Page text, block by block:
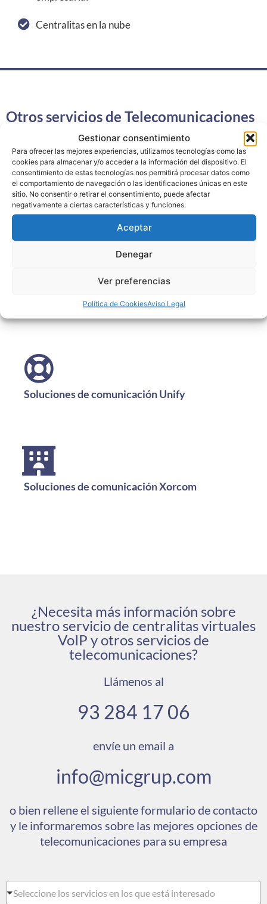
Gestionar consentimiento
Para ofrecer las mejores experiencias, utilizamos tecnologías como las
cookies para almacenar y/o acceder a la información del dispositivo. El
consentimiento de estas tecnologías nos permitirá procesar datos como
el comportamiento de navegación o las identificaciones únicas en este
sitio. No consentir o retirar el consentimiento, puede afectar
negativamente a ciertas características y funciones.
Aceptar
Denegar
Ver preferencias
Política de CookiesAviso Legal
Centralitas en la nube
Otros servicios de Telecomunicaciones
Servicios de operador
Soluciones de comunicación Unify
Soluciones de comunicación Xorcom
¿Necesita más información sobre
nuestro servicio de centralitas virtuales
VoIP y otros servicios de
telecomunicaciones?
Llámenos al
93 284 17 06
envíe un email a
info@micgrup.com
o bien rellene el siguiente formulario de contacto
y le informaremos sobre las mejores opciones de
telecomunicaciones para su empresa